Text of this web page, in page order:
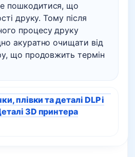
пошкодитися, що
друку. Тому після
процесу друку
акуратно очищати від
що продовжить термін
плівки та деталі DLP і
3D принтера